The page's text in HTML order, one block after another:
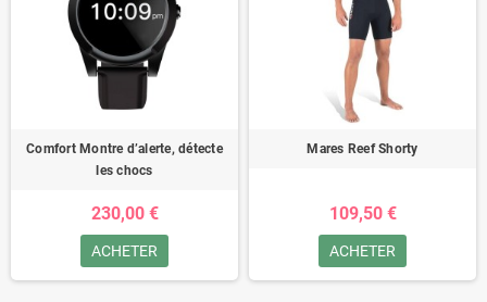
Comfort Montre d’alerte, détecte
les chocs
230,00 €
ACHETER
Mares Reef Shorty
109,50 €
ACHETER